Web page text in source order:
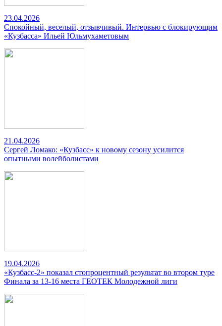
23.04.2026
Спокойный, веселый, отзывчивый. Интервью с блокирующим
«Кузбасса» Ильей Юльмухаметовым
21.04.2026
Сергей Ломако: «Кузбасс» к новому сезону усилится
опытными волейболистами
19.04.2026
«Кузбасс-2» показал стопроцентный результат во втором туре
Финала за 13-16 места ГЕОТЕК Молодежной лиги